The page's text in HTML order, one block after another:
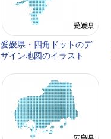
愛媛県・四角ドットのデ
ザイン地図のイラスト